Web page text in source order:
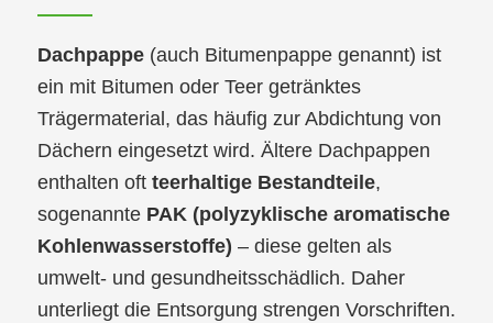
Dachpappe(auch Bitumenpappe genannt) ist
ein mit Bitumen oder Teer getränktes
Trägermaterial, das häufig zur Abdichtung von
Dächern eingesetzt wird. Ältere Dachpappen
enthalten oft teerhaltige Bestandteile,
sogenannte PAK (polyzyklische aromatische
Kohlenwasserstoffe) – diese gelten als
umwelt- und gesundheitsschädlich. Daher
unterliegt die Entsorgung strengen Vorschriften.